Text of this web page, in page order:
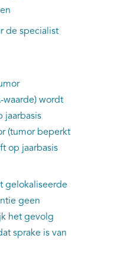
de specialist
waarde) wordt
jaarbasis
(tumor beperkt
op jaarbasis
gelokaliseerde
geen
het gevolg
sprake is van